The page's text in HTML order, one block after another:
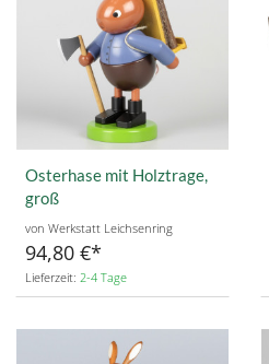
Osterhase mit Holztrage,
groß
von Werkstatt Leichsenring
94,80 €
Lieferzeit: 2-4 Tage